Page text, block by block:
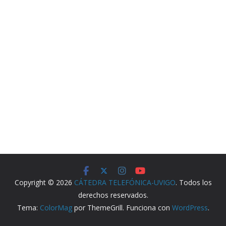
Copyright © 2026 CÁTEDRA TELEFÓNICA-UVIGO. Todos los
derechos reservados.
Tema: ColorMagpor ThemeGrill. Funciona con WordPress.